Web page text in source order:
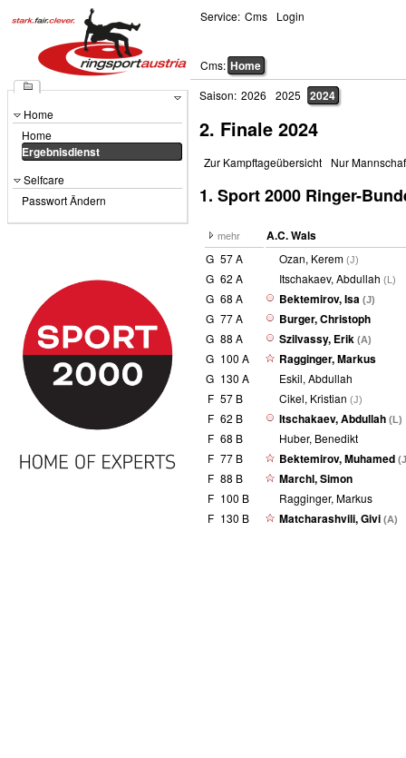
Cms: Home
Service: Cms Login
Home
Home
Ergebnisdienst
Selfcare
Passwort Ändern
Saison: 2026 2025 2024
2. Finale 2024
Zur Kampftageübersicht Nur
1. Sport 2000 Ringer-
mehr A.C. Wals
G 57 A Ozan, Kerem (J)
G 62 A Itschakaev, Abdullah (L)
G 68 A Bektemirov, Isa (J)
G 77 A Burger, Christoph
G 88 A Szilvassy, Erik (A)
G 100 A Ragginger, Markus
G 130 A
Eskil, Abdullah
F 57 B Cikel, Kristian (J)
F 62 B Itschakaev, Abdullah (L)
F 68 B
Huber, Benedikt
F 77 B Bektemirov, Muhamed
F 88 B Marchl, Simon
F 100 B
Ragginger, Markus
F 130 B Matcharashvili, Givi (A)